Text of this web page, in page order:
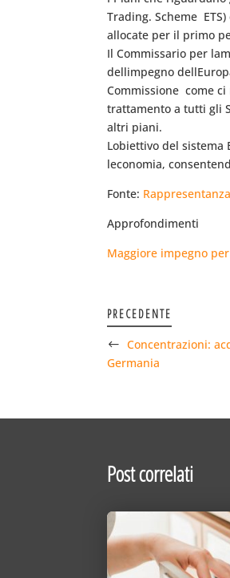
Trading. Scheme 
allocate per il primo
Il Commissario per
dellimpegno
Commissione  come
trattamento a tutti gli
altri piani.
Lobiettivo del
leconomia,
Fonte:
Approfondimenti
Maggiore impegno
PRECEDENTE
Concentrazioni:
Germania
Post correlati